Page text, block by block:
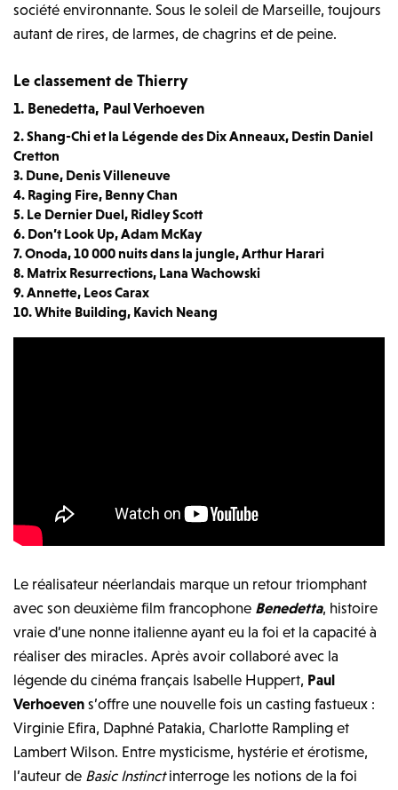
société environnante. Sous le soleil de Marseille, toujours
autant de rires, de larmes, de chagrins et de peine.
Le classement de Thierry
1. Benedetta, Paul Verhoeven
2. Shang-Chi et la Légende des Dix Anneaux, Destin Daniel
Cretton
3. Dune, Denis Villeneuve
4. Raging Fire, Benny Chan
5. Le Dernier Duel, Ridley Scott
6. Don’t Look Up, Adam McKay
7. Onoda, 10 000 nuits dans la jungle, Arthur Harari
8. Matrix Resurrections, Lana Wachowski
9. Annette, Leos Carax
10. White Building, Kavich Neang
Le réalisateur néerlandais marque un retour triomphant
avec son deuxième film francophone Benedetta, histoire
vraie d’une nonne italienne ayant eu la foi et la capacité à
réaliser des miracles. Après avoir collaboré avec la
légende du cinéma français Isabelle Huppert, Paul
Verhoeven s’offre une nouvelle fois un casting fastueux :
Virginie Efira, Daphné Patakia, Charlotte Rampling et
Lambert Wilson. Entre mysticisme, hystérie et érotisme,
l’auteur de Basic Instinctinterroge les notions de la foi